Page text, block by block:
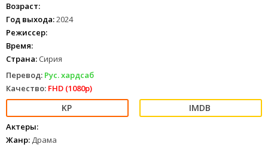
Возраст:
Год выхода:2024
Режиссер:
Время:
Страна: Сирия
Перевод: Рус. хардсаб
Качество: FHD (1080p)
Актеры:
Жанр: Драма